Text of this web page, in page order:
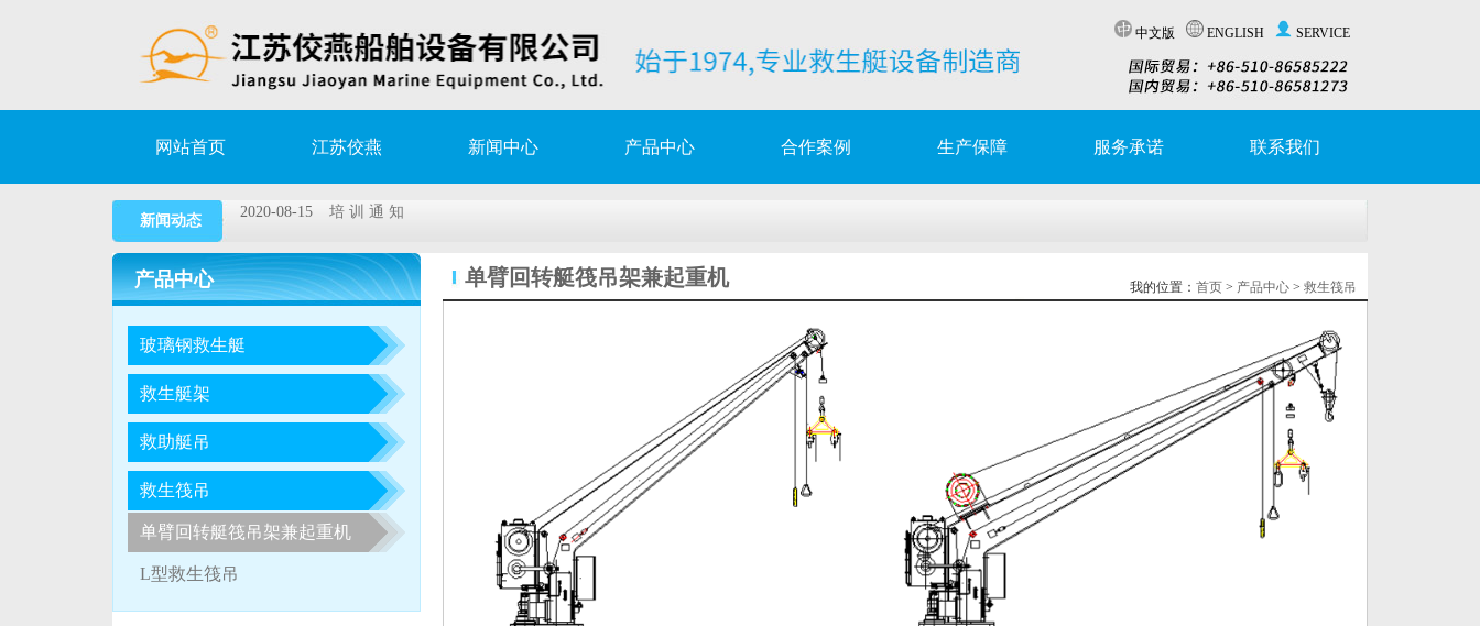
中文版 ENGLISH SERVICE
网站首页 江苏佼燕 新闻中心 产品中心 合作案例 生产保障 服务承诺 联系我们
新闻动态
陵水 17-2 气田开发工程项目 救生艇/艇架信息一览表
2019-11-15 DNV • GL与佼燕签署remote survey检验服务授权协议
陵水 17-2 气田开发工程项目 救生艇/艇架信息一览表
培 训 通 知
江苏佼燕高速救助艇艇架取得EC证书
DNV • GL与佼燕签署remote survey检验服务授权协议
2018-05-26 2018年第1期救生艇/吊艇架服务培训
产品中心
玻璃钢救生艇
救生艇架
救助艇吊
救生筏吊
单臂回转艇筏吊架兼起重机
L型救生筏吊
单臂回转艇筏吊架兼起重机 我的位置： 首页 > 产品中心 > 救生筏吊